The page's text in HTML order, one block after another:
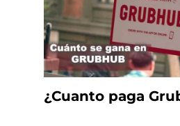
¿Cuanto paga